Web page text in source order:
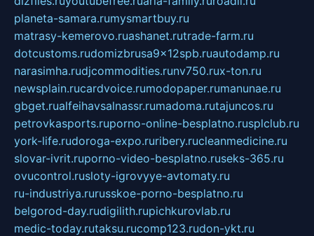
planeta-samara.rumysmartbuy.ru
matrasy-kemerovo.ruashanet.rutrade-farm.ru
dotcustoms.rudomizbrusa9x12spb.ruautodamp.ru
narasimha.rudjcommodities.runv750.rux-ton.ru
newsplain.rucardvoice.rumodopaper.rumanunae.ru
gbget.rualfeihavsalnassr.rumadoma.rutajuncos.ru
petrovkasports.ruporno-online-besplatno.rusplclub.ru
york-life.rudoroga-expo.ruribery.rucleanmedicine.ru
slovar-ivrit.ruporno-video-besplatno.ruseks-365.ru
ovucontrol.rusloty-igrovyye-avtomaty.ru
ru-industriya.rurusskoe-porno-besplatno.ru
belgorod-day.rudigilith.rupichkurovlab.ru
medic-today.rutaksu.rucomp123.rudon-ykt.ru